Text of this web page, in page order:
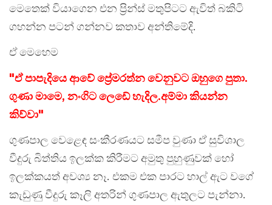
මෙතෙක් වියාගෙන එන ප්‍රින්ස් මතුපිටට ඇවිත් බකිටි
ගහන්න පටන් ගන්නව කතාව අන්තිමේදි.
ඒ මෙහෙම
"ඒ පාපැදියෙ ආවේ ප්‍රේමරත්න වෙනුවට ඔහුගෙ පුතා.
ගුණා මාමෙ, නංගිට ලෙඩේ හැදිල.අම්මා කියන්න
කිව්වා"
ගුණපාල වෙළෙඳ සංකීරණයට සමීප වුණා ඒ සුවිශාල
වීදුරු බිත්තිය ඉලක්ක කිරීමට අමුතු පුහුණුවක් හෝ
ඉලක්කයත් අවශ්‍ය නෑ. එකම එක පාරට හාල් ඇට වගේ
කැඩුණු වීදුරු කෑලි අතරින් ගුණපාල ඇතුලට පැන්නා.